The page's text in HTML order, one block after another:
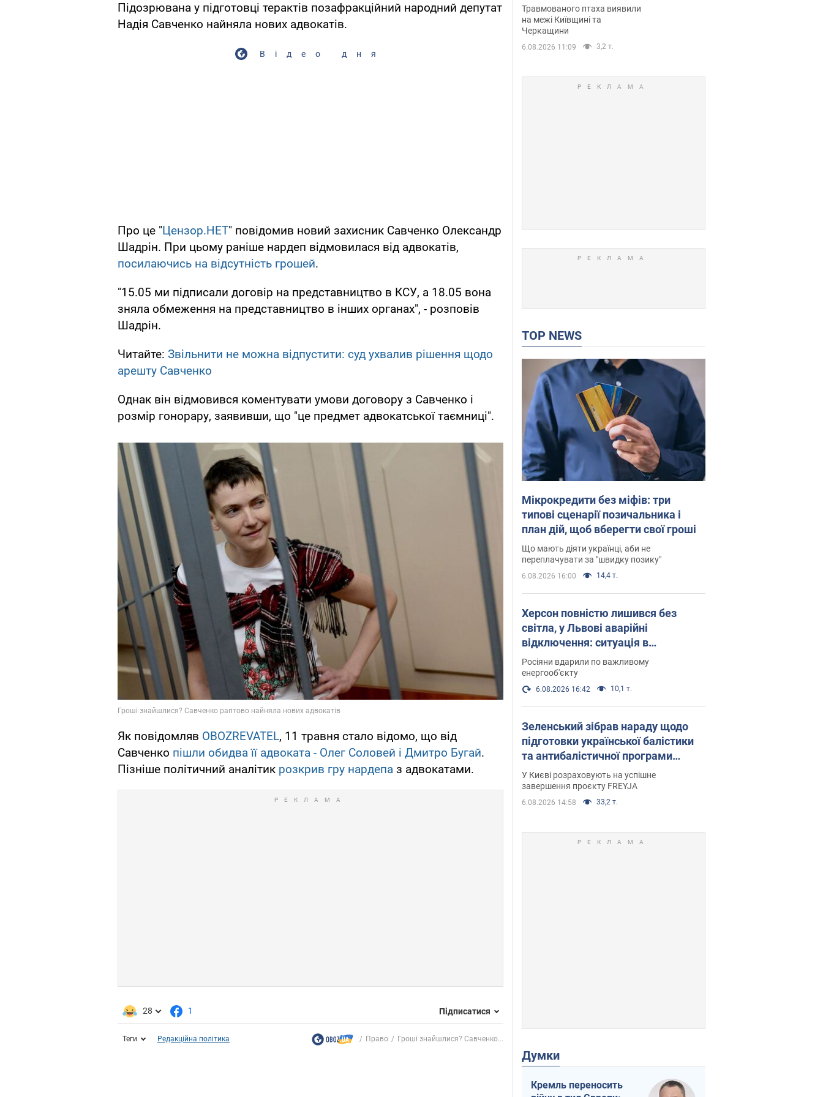
Підозрювана у підготовці терактів позафракційний народний депутат
Надія Савченко найняла нових адвокатів.
Відео дня
Про це "Цензор.НЕТ" повідомив новий захисник Савченко Олександр
Шадрін. При цьому раніше нардеп відмовилася від адвокатів,
посилаючись на відсутність грошей.
"15.05 ми підписали договір на представництво в КСУ, а 18.05 вона
зняла обмеження на представництво в інших органах", - розповів
Шадрін.
Читайте: Звільнити не можна відпустити: суд ухвалив рішення щодо
арешту Савченко
Однак він відмовився коментувати умови договору з Савченко і
розмір гонорару, заявивши, що "це предмет адвокатської таємниці".
Як повідомляв OBOZREVATEL, 11 травня стало відомо, що від
Савченко пішли обидва її адвоката - Олег Соловей і Дмитро Бугай.
Пізніше політичний аналітик розкрив гру нардепа з адвокатами.
28 1 Підписатися
Теги Редакційна політика Право Гроші знайшлися? Савченко...
нетиповий маршрут.
Фото
Травмованого птаха виявили
на межі Київщині та
Черкащини
6.08.2026 11:09 3,2 т.
TOP NEWS
Мікрокредити без міфів: три
типові сценарії позичальника і
план дій, щоб вберегти свої гроші
Що мають діяти українці, аби не
переплачувати за "швидку позику"
6.08.2026 16:00 14,4 т.
Херсон повністю лишився без
світла, у Львові аварійні
відключення: ситуація в
енергосистемі 6 серпня
Росіяни вдарили по важливому
енергооб'єкту
6.08.2026 16:42 10,1 т.
Зеленський зібрав нараду щодо
підготовки української балістики
та антибалістичної програми
FREYJA: які рішення готуються
У Києві розраховують на успішне
завершення проєкту FREYJA
6.08.2026 14:58 33,2 т.
Думки
Кремль переносить